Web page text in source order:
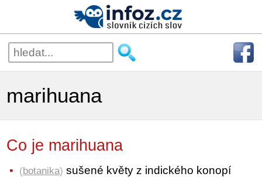
marihuana
Co je marihuana
(botanika) sušené květy z indického konopí